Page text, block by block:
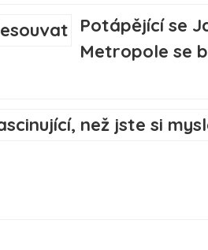
Potápějící se
Metropole se